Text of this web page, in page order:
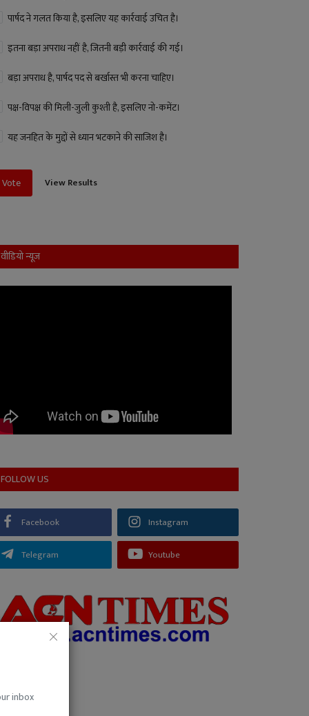
inbox
पार्षद ने गलत किया है, इसलिए यह कार्रवाई उचित है।
इतना बड़ा अपराध नहीं है, जितनी बड़ी कार्रवाई की गई।
बड़ा अपराध है, पार्षद पद से बर्खास्त भी करना चाहिए।
पक्ष-विपक्ष की मिली-जुली कुश्ती है, इसलिए नो-कमेंट।
यह जनहित के मुद्दों से ध्यान भटकाने की साजिश है।
Vote View Results
वीडियो न्यूज
FOLLOW US
Facebook Instagram
Telegram Youtube